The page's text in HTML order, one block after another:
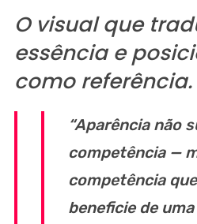
O visual que
essência e
como referência.
“Aparência não
competência —
competência
beneficie de